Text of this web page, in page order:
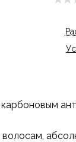
волосам,